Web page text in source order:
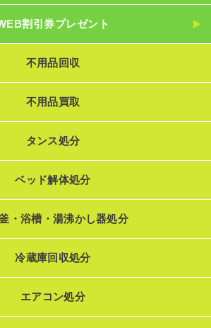
割引券プレゼント
不用品回収
不用品買取
タンス処分
ベッド解体処分
・浴槽・湯沸かし器処分
冷蔵庫回収処分
エアコン処分